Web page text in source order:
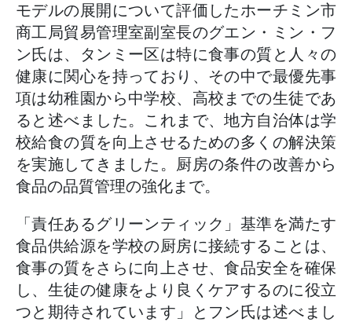
モデルの展開について評価したホーチミン市
商工局貿易管理室副室長のグエン・ミン・フ
ン氏は、タンミー区は特に食事の質と人々の
健康に関心を持っており、その中で最優先事
項は幼稚園から中学校、高校までの生徒であ
ると述べました。これまで、地方自治体は学
校給食の質を向上させるための多くの解決策
を実施してきました。厨房の条件の改善から
食品の品質管理の強化まで。
「責任あるグリーンティック」基準を満たす
食品供給源を学校の厨房に接続することは、
食事の質をさらに向上させ、食品安全を確保
し、生徒の健康をより良くケアするのに役立
つと期待されています」とフン氏は述べまし